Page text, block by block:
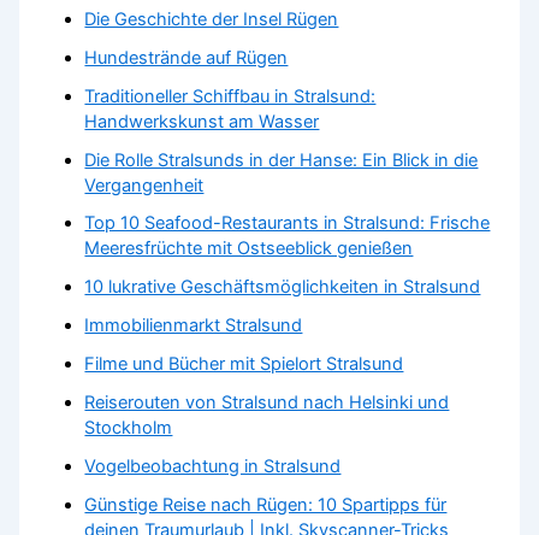
Die Geschichte der Insel Rügen
Hundestrände auf Rügen
Traditioneller Schiffbau in Stralsund:
Handwerkskunst am Wasser
Die Rolle Stralsunds in der Hanse: Ein Blick in die
Vergangenheit
Top 10 Seafood-Restaurants in Stralsund: Frische
Meeresfrüchte mit Ostseeblick genießen
10 lukrative Geschäftsmöglichkeiten in Stralsund
Immobilienmarkt Stralsund
Filme und Bücher mit Spielort Stralsund
Reiserouten von Stralsund nach Helsinki und
Stockholm
Vogelbeobachtung in Stralsund
Günstige Reise nach Rügen: 10 Spartipps für
deinen Traumurlaub | Inkl. Skyscanner-Tricks